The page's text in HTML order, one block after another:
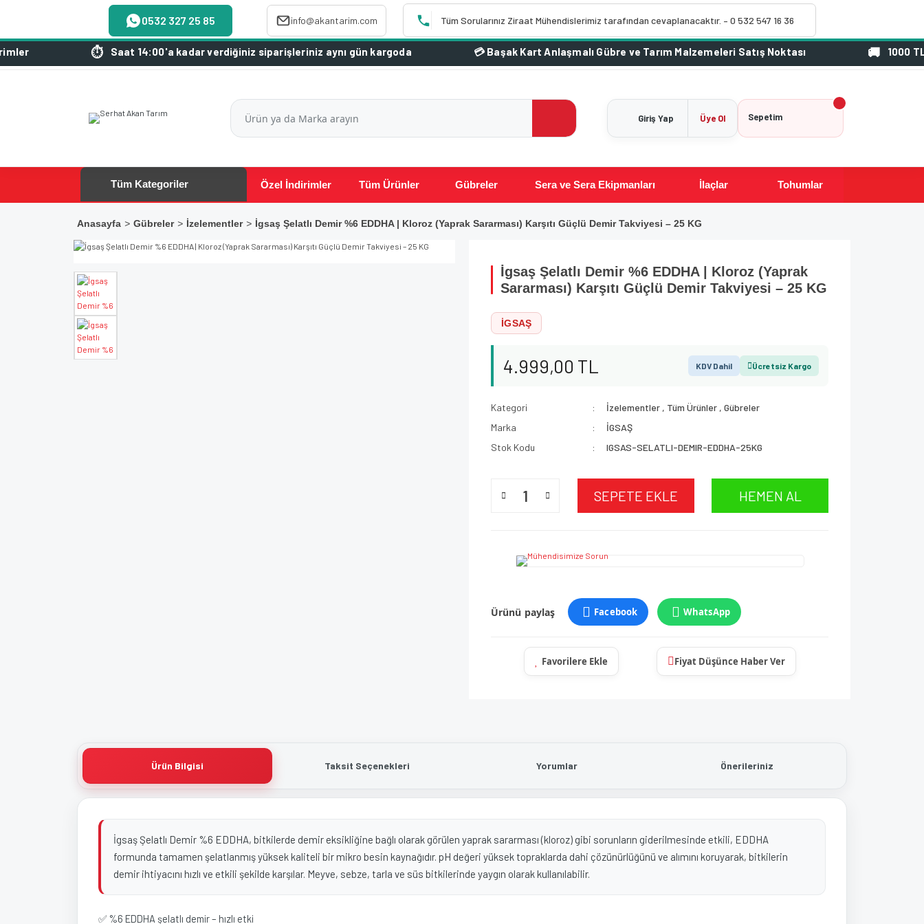
0532 327 25 85 info@akantarim.com Tüm Sorularınız Ziraat Mühendislerimiz tarafından cevaplanacaktır. – 0 532 547 16 36
Saat 14:00'a kadar verdiğiniz siparişleriniz aynı gün kargoda 1000 TL Üzeri
Giriş Yap Üye Ol Sepetim
Tüm Kategoriler Özel İndirimler Tüm Ürünler Gübreler Sera ve Sera Ekipmanları İlaçlar Tohumlar
Anasayfa Gübreler İzelementler İgsaş Şelatlı Demir %6 EDDHA | Kloroz (Yaprak Sararması) Karşıtı Güçlü Demir Takviyesi – 25 KG
İgsaş Şelatlı Demir %6 EDDHA | Kloroz (Yaprak
Sararması) Karşıtı Güçlü Demir Takviyesi – 25 KG
İGSAŞ
4.999,00 TL KDV Dahil Ücretsiz Kargo
Kategori İzelementler , Tüm Ürünler ,Gübreler
Marka
İGSAŞ
Stok Kodu
IGSAS-SELATLI-DEMIR-EDDHA-25KG
SEPETE EKLE HEMEN AL
Ürünü paylaş Facebook WhatsApp
Fiyat Düşünce Haber Ver
Ürün Bilgisi Taksit Seçenekleri Yorumlar Önerileriniz
İgsaş Şelatlı Demir %6 EDDHA, bitkilerde demir eksikliğine bağlı olarak görülen yaprak sararması (kloroz) gibi sorunların giderilmesinde etkili, EDDHA
formunda tamamen şelatlanmış yüksek kaliteli bir mikro besin kaynağıdır. pH değeri yüksek topraklarda dahi çözünürlüğünü ve alımını koruyarak, bitkilerin
demir ihtiyacını hızlı ve etkili şekilde karşılar. Meyve, sebze, tarla ve süs bitkilerinde yaygın olarak kullanılabilir.
✅ %6 EDDHA şelatlı demir – hızlı etki